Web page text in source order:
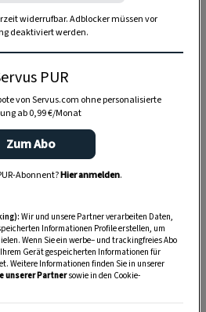
DRUCKEN
widerrufbar. Adblocker müssen vor
deaktiviert werden.
PUR
von Servus.com ohne personalisierte
ab 0,99 €/Monat
Zum Abo
Abonnent?Hier anmelden.
Wir und unsere Partner verarbeiten Daten,
Informationen Profile erstellen, um
Wenn Sie ein werbe– und trackingfreies Abo
Gerät gespeicherten Informationen für
Weitere Informationen finden Sie in unserer
unserer Partnersowie in den Cookie-